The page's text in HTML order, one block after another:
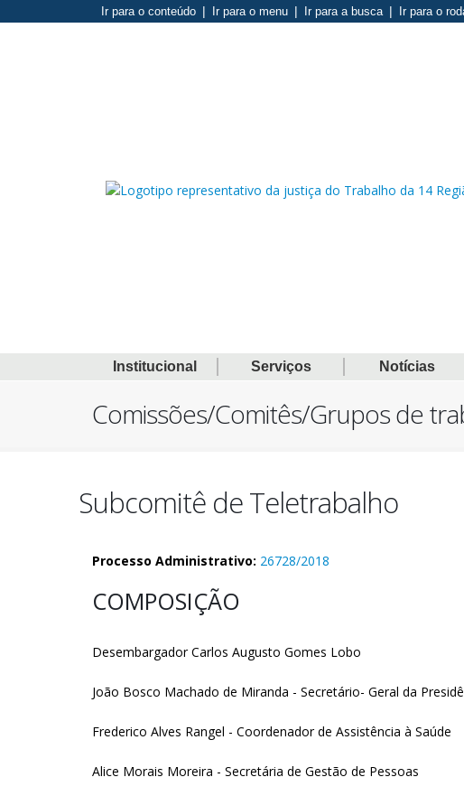
Ir para o conteúdo Ir para o menu Ir para a busca Ir para o
Institucional Serviços Notícias
Comissões/Comitês/Grupos de
Subcomitê de Teletrabalho
Processo Administrativo: 26728/2018
COMPOSIÇÃO
Desembargador Carlos Augusto Gomes Lobo
João Bosco Machado de Miranda - Secretário- Geral da
Frederico Alves Rangel - Coordenador de Assistência à Saúde
Alice Morais Moreira - Secretária de Gestão de Pessoas